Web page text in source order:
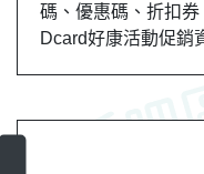
碼、優惠碼、折扣
Dcard好康活動促銷